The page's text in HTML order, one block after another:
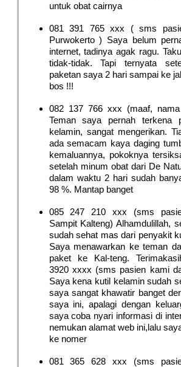
untuk obat cairnya
081 391 765 xxx ( sms
Purwokerto ) Saya belum
internet, tadinya agak ragu.
tidak-tidak. Tapi ternyata
paketan saya 2 hari sampai ke
bos !!!
082 137 766 xxx (maaf, nama
Teman saya pernah terkena
kelamin, sangat mengerikan.
ada semacam kaya daging
kemaluannya, pokoknya
setelah minum obat dari De
dalam waktu 2 hari sudah
98 %. Mantap banget
085 247 210 xxx (sms
Sampit Kalteng) Alhamdulillah,
sudah sehat mas dari penyakit
Saya menawarkan ke teman
paket ke Kal-teng.
3920 xxxx (sms pasien kami
Saya kena kutil kelamin sudah
saya sangat khawatir banget
saya ini, apalagi dengan
saya coba nyari informasi di
nemukan alamat web ini,lalu
ke nomer
081 365 628 xxx (sms